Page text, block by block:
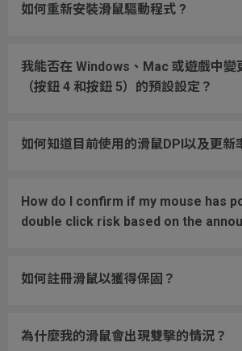
如何重新安裝滑鼠驅動程式 ?
我能否在 Windows、Mac 或遊戲中變
（按鈕 4 和按鈕 5）的預設設定？
如何知道目前使用的滑鼠DPI以及更新
How do I confirm if my mouse has
double click risk based on the
如何註冊滑鼠以獲得保固？
為什麼我的滑鼠會出現雙擊的情況？